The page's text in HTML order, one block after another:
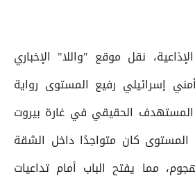
نقل موقع "واللا" الإخباري
إسرائيلي رفيع المستوى رواية
الحقيقي في غارة بيروت
المستوى كان متواجدًا داخل الشقة
مما يفتح الباب أمام تداعيات